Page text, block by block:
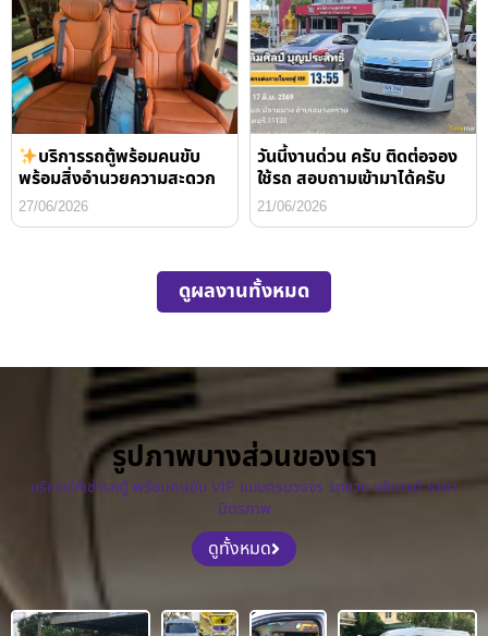
บริการรถตู้พร้อมคนขับ
พร้อมสิ่งอำนวยความสะดวก
27/06/2026
วันนี้งานด่วน ครับ ติดต่อจอง
ใช้รถ สอบถามเข้ามาได้ครับ
21/06/2026
ดูผลงานทั้งหมด
รูปภาพบางส่วนของเรา
บริการให้เช่ารถตู้ พร้อมคนขับ VIP แบบครบวงจร รถสวย บริการดี ราคา
มิตรภาพ
ดูทั้งหมด